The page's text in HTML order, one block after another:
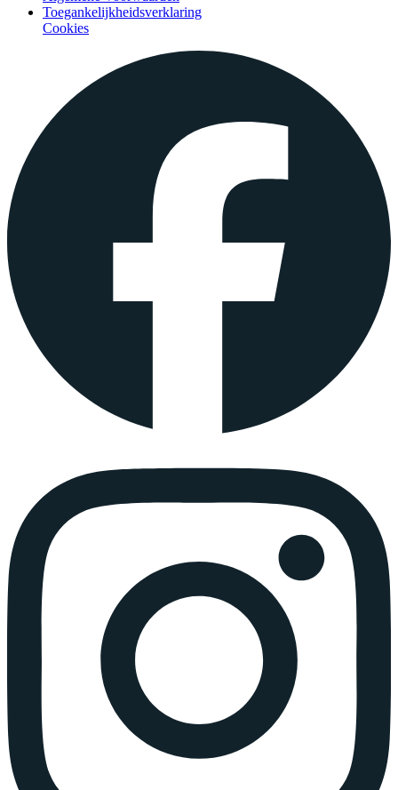
Toegankelijkheidsverklaring
Cookies